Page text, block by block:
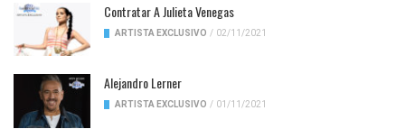
Contratar A Julieta Venegas
ARTISTA EXCLUSIVO / 02/11/2021
Alejandro Lerner
ARTISTA EXCLUSIVO / 01/11/2021